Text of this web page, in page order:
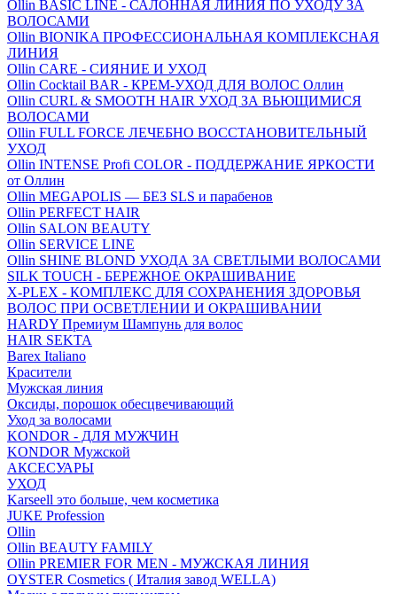
Ollin BASIC LINE - САЛОННАЯ ЛИНИЯ ПО УХОДУ ЗА
ВОЛОСАМИ
Ollin BIONIKA ПРОФЕССИОНАЛЬНАЯ КОМПЛЕКСНАЯ
ЛИНИЯ
Ollin CARE - СИЯНИЕ И УХОД
Ollin Cocktail BAR - КРЕМ-УХОД ДЛЯ ВОЛОС Оллин
Ollin CURL & SMOOTH HAIR УХОД ЗА ВЬЮЩИМИСЯ
ВОЛОСАМИ
Ollin FULL FORCE ЛЕЧЕБНО ВОССТАНОВИТЕЛЬНЫЙ
УХОД
Ollin INTENSE Profi COLOR - ПОДДЕРЖАНИЕ ЯРКОСТИ
от Оллин
Ollin MEGAPOLIS — БЕЗ SLS и парабенов
Ollin PERFECT HAIR
Ollin SALON BEAUTY
Ollin SERVICE LINE
Ollin SHINE BLOND УХОДА ЗА СВЕТЛЫМИ ВОЛОСАМИ
SILK TOUCH - БЕРЕЖНОЕ ОКРАШИВАНИЕ
X-PLEX - КОМПЛЕКС ДЛЯ СОХРАНЕНИЯ ЗДОРОВЬЯ
ВОЛОС ПРИ ОСВЕТЛЕНИИ И ОКРАШИВАНИИ
HARDY Премиум Шампунь для волос
HAIR SEKTA
Barex Italiano
Красители
Мужская линия
Оксиды, порошок обесцвечивающий
Уход за волосами
KONDOR - ДЛЯ МУЖЧИН
KONDOR Мужской
АКСЕСУАРЫ
УХОД
Karseell это больше, чем косметика
JUKE Profession
Ollin
Ollin BEAUTY FAMILY
Ollin PREMIER FOR MEN - МУЖСКАЯ ЛИНИЯ
OYSTER Cosmetics ( Италия завод WELLA)